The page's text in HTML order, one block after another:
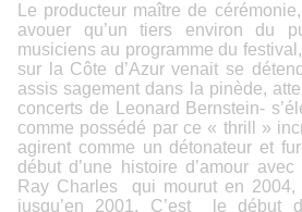
Le producteur maître de
avouer qu’un tiers environ du
musiciens au programme du
sur la Côte d’Azur venait se
assis sagement dans la pinède,
concerts de Leonard Bernstein-
comme possédé par ce « thrill »
agirent comme un détonateur et
début d’une histoire d’amour
Ray Charles qui mourut en 2004,
jusqu’en 2001. C’est le début